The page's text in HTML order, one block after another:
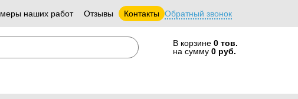
наших работ Отзывы Контакты Обратный звонок
В корзине 0 тов.
на сумму 0 руб.